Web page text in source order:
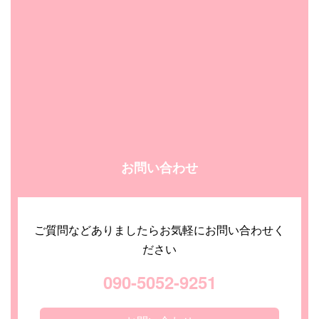
お問い合わせ
ご質問などありましたらお気軽にお問い合わせく
ださい
090-5052-9251